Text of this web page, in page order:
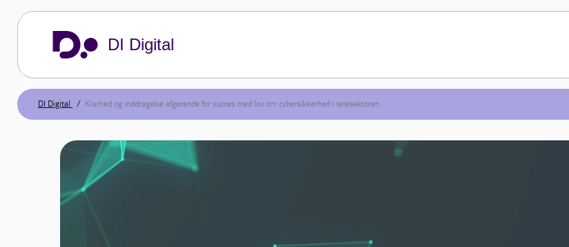
DI Digital
DI Digital Klarhed og inddragelse afgørende for succes med lov om cybersikkerhed i telesektoren